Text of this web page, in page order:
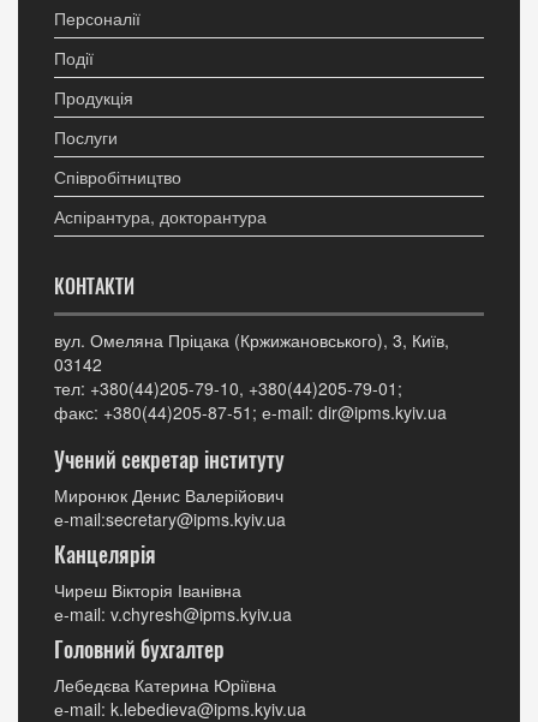
Персоналії
Події
Продукція
Послуги
Співробітництво
Аспірантура, докторантура
КОНТАКТИ
вул. Омеляна Пріцака (Кржижановського), 3, Київ,
03142
тел: +380(44)205-79-10, +380(44)205-79-01;
факс: +380(44)205-87-51; е-mail: dir@ipms.kyiv.ua
Учений секретар інституту
Миронюк Денис Валерійович
е-mail:secretary@ipms.kyiv.ua
Канцелярія
Чиреш Вікторія Іванівна
е-mail: v.chyresh@ipms.kyiv.ua
Головний бухгалтер
Лебедєва Катерина Юріївна
е-mail: k.lebedieva@ipms.kyiv.ua